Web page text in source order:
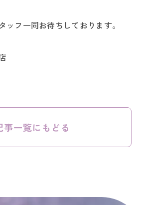
ッフ一同お待ちしております。
事一覧にもどる